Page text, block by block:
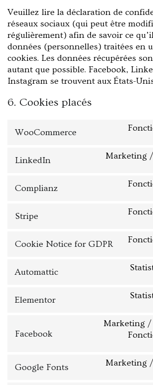
Veuillez lire la déclaration de
réseaux sociaux (qui peut être
régulièrement) afin de savoir ce
données (personnelles) traitées en
cookies. Les données récupérées
autant que possible. Facebook,
Instagram se trouvent aux États-
6. Cookies placés
WooCommerce
LinkedIn Marketing
Complianz
Stripe
Cookie Notice for GDPR
Automattic
Elementor
Facebook
Marketing /
Google Fonts Marketing